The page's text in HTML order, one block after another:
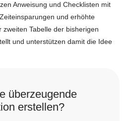
Anweisung und Checklisten mit
und erhöhte
Tabelle der bisherigen
und unterstützen damit die Idee
überzeugende
erstellen?